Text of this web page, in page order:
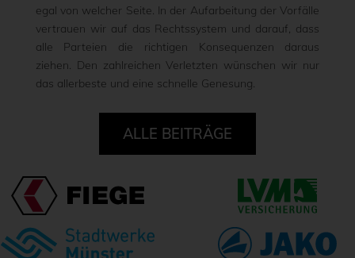
egal von welcher Seite. In der Aufarbeitung der Vorfälle
vertrauen wir auf das Rechtssystem und darauf, dass
alle Parteien die richtigen Konsequenzen daraus
ziehen. Den zahlreichen Verletzten wünschen wir nur
das allerbeste und eine schnelle Genesung.
ALLE BEITRÄGE